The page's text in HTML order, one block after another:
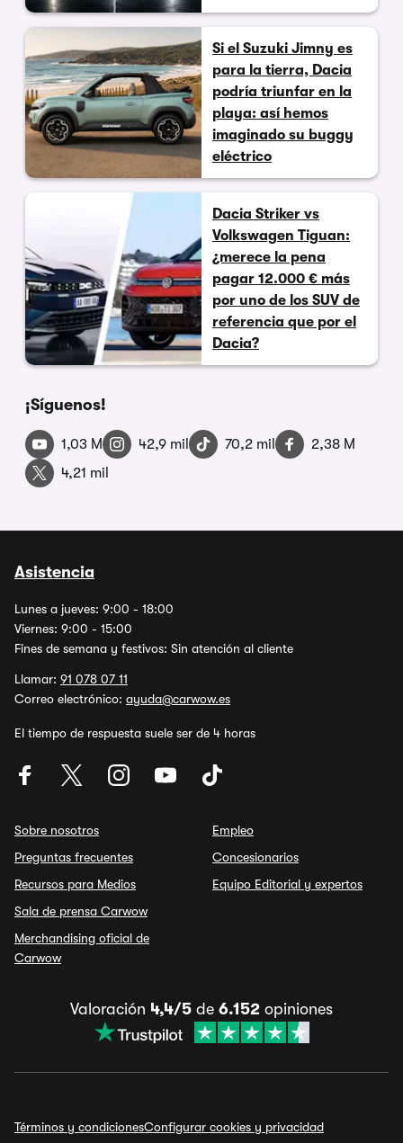
Si el Suzuki Jimny es
para la tierra, Dacia
podría triunfar en la
playa: así hemos
imaginado su buggy
eléctrico
Dacia Striker vs
Volkswagen Tiguan:
¿merece la pena
pagar 12.000 € más
por uno de los SUV de
referencia que por el
Dacia?
¡Síguenos!
1,03 M 42,9 mil 70,2 mil
2,38 M
4,21 mil
Asistencia
Lunes a jueves: 9:00 - 18:00
Viernes: 9:00 - 15:00
Fines de semana y festivos: Sin atención al cliente
Llamar: 91 078 07 11
Correo electrónico: ayuda@carwow.es
El tiempo de respuesta suele ser de 4 horas
Sobre nosotros
Preguntas frecuentes
Recursos para Medios
Sala de prensa Carwow
Merchandising oficial de
Carwow
Empleo
Concesionarios
Equipo Editorial y expertos
Valoración 4,4/5 de 6.152 opiniones
Términos y condicionesConfigurar cookies y privacidad